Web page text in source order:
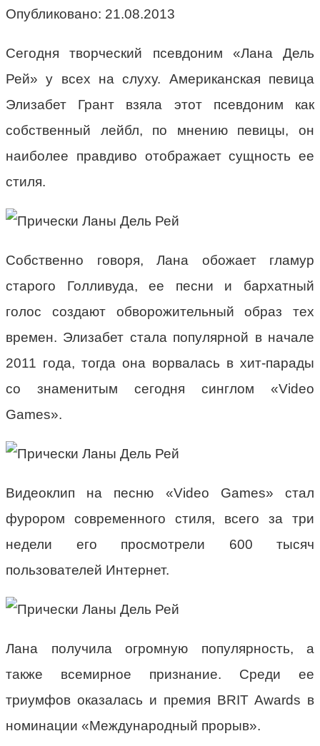
Опубликовано: 21.08.2013
Сегодня творческий псевдоним «Лана Дель
Рей» у всех на слуху. Американская певица
Элизабет Грант взяла этот псевдоним как
собственный лейбл, по мнению певицы, он
наиболее правдиво отображает сущность ее
стиля.
Собственно говоря, Лана обожает гламур
старого Голливуда, ее песни и бархатный
голос создают обворожительный образ тех
времен. Элизабет стала популярной в начале
2011 года, тогда она ворвалась в хит-парады
со знаменитым сегодня синглом «Video
Games».
Видеоклип на песню «Video Games» стал
фурором современного стиля, всего за три
недели его просмотрели 600 тысяч
пользователей Интернет.
Лана получила огромную популярность, а
также всемирное признание. Среди ее
триумфов оказалась и премия BRIT Awards в
номинации «Международный прорыв».